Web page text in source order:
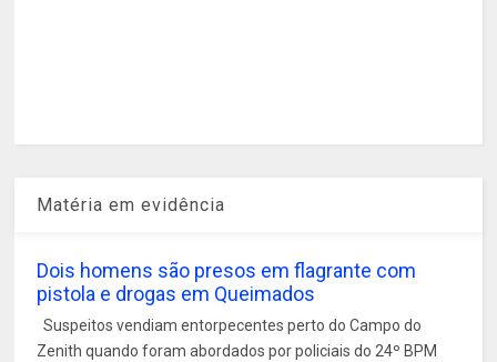
Matéria em evidência
Dois homens são presos em flagrante com
pistola e drogas em Queimados
Suspeitos vendiam entorpecentes perto do Campo do
Zenith quando foram abordados por policiais do 24º BPM